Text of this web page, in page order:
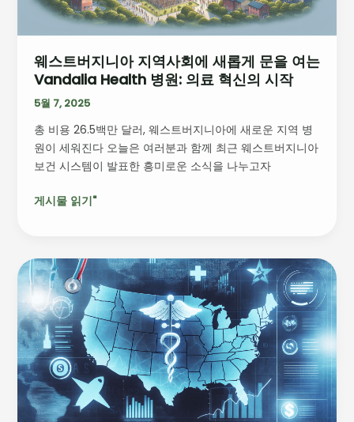
웨스트버지니아 지역사회에 새롭게 문을 여는
Vandalia Health 병원: 의료 혁신의 시작
5월 7, 2025
총 비용 26.5백만 달러, 웨스트버지니아에 새로운 지역 병
원이 세워진다 오늘은 여러분과 함께 최근 웨스트버지니아
보건 시스템이 발표한 흥미로운 소식을 나누고자
역
에
새
롭
문
을
여
Vandalia
원:
의
료
혁
신
의
시
작
게시물 읽기"
미
국
별
수
술
기
술
자